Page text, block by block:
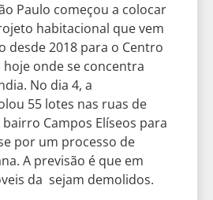
Paulo começou a colocar
habitacional que vem
desde 2018 para o Centro
hoje onde se concentra
No dia 4, a
55 lotes nas ruas de
Campos Elíseos para
por um processo de
A previsão é que em
da sejam demolidos.